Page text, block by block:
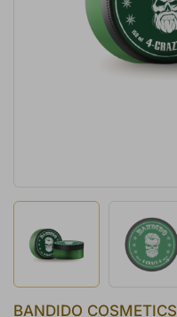
BANDIDO COSMETICS